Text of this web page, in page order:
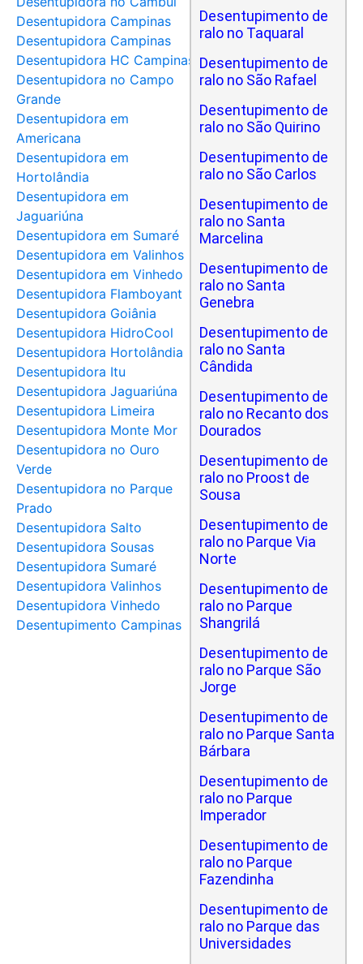
Desentupidora Campinas
Desentupidora Campinas
Desentupidora HC Campinas
Desentupidora no Campo
Grande
Desentupidora em
Americana
Desentupidora em
Hortolândia
Desentupidora em
Jaguariúna
Desentupidora em Sumaré
Desentupidora em Valinhos
Desentupidora em Vinhedo
Desentupidora Flamboyant
Desentupidora Goiânia
Desentupidora HidroCool
Desentupidora Hortolândia
Desentupidora Itu
Desentupidora Jaguariúna
Desentupidora Limeira
Desentupidora Monte Mor
Desentupidora no Ouro
Verde
Desentupidora no Parque
Prado
Desentupidora Salto
Desentupidora Sousas
Desentupidora Sumaré
Desentupidora Valinhos
Desentupidora Vinhedo
Desentupimento Campinas
Desentupimento de
ralo no Taquaral
Desentupimento de
ralo no São Rafael
Desentupimento de
ralo no São Quirino
Desentupimento de
ralo no São Carlos
Desentupimento de
ralo no Santa
Marcelina
Desentupimento de
ralo no Santa
Genebra
Desentupimento de
ralo no Santa
Cândida
Desentupimento de
ralo no Recanto dos
Dourados
Desentupimento de
ralo no Proost de
Sousa
Desentupimento de
ralo no Parque Via
Norte
Desentupimento de
ralo no Parque
Shangrilá
Desentupimento de
ralo no Parque São
Jorge
Desentupimento de
ralo no Parque Santa
Bárbara
Desentupimento de
ralo no Parque
Imperador
Desentupimento de
ralo no Parque
Fazendinha
Desentupimento de
ralo no Parque das
Universidades